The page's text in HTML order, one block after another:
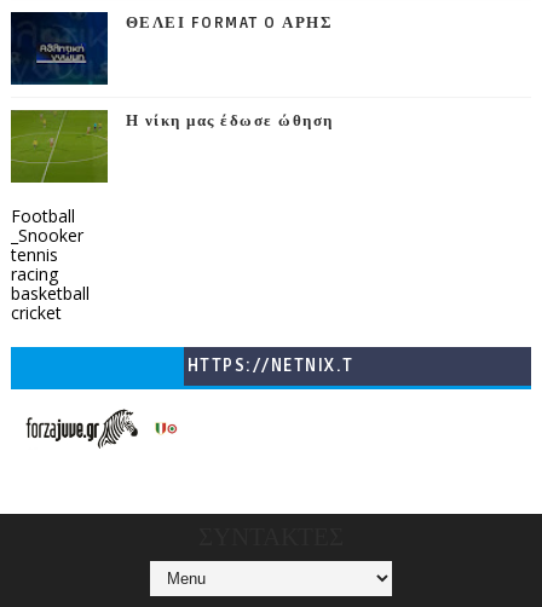
ΘΕΛΕΙ FORMAT O ΑΡΗΣ
Η νίκη μας έδωσε ώθηση
Football
_Snooker
tennis
racing
basketball
cricket
HTTPS://NETNIX.T